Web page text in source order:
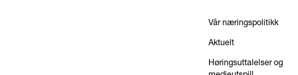
Vår næringspolitikk
Aktuelt
Høringsuttalelser og